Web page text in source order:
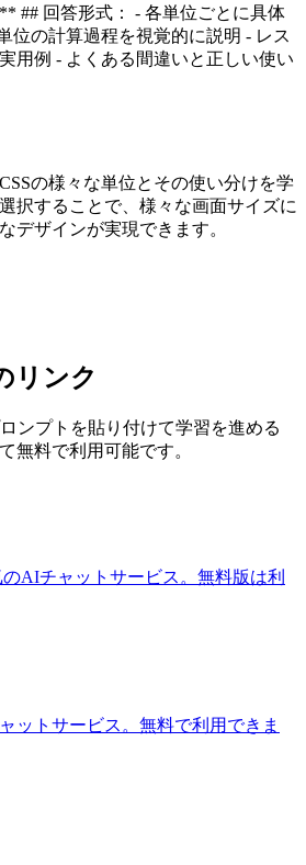
## 回答形式： - 各単位ごとに具体
位の計算過程を視覚的に説明 - レス
用例 - よくある間違いと正しい使い
の様々な単位とその使い分けを学
択することで、様々な画面サイズに
デザインが実現できます。
リンク
ンプトを貼り付けて学習を進める
無料で利用可能です。
AIチャットサービス。無料版は利
ットサービス。無料で利用できま